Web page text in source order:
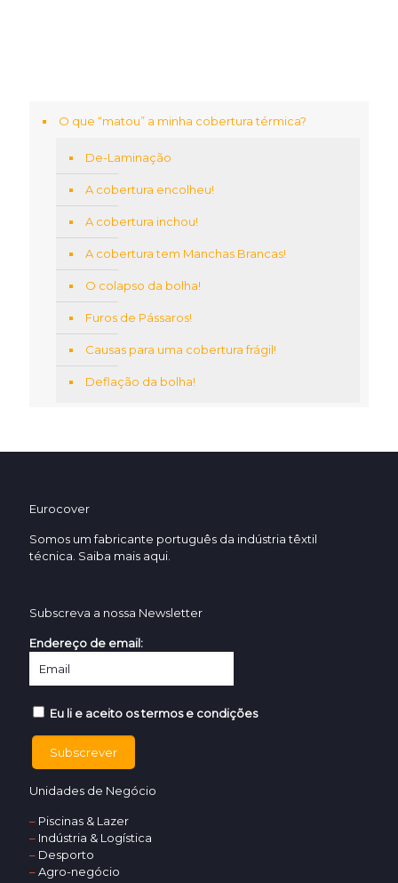
O que “matou” a minha cobertura térmica?
De-Laminação
A cobertura encolheu!
A cobertura inchou!
A cobertura tem Manchas Brancas!
O colapso da bolha!
Furos de Pássaros!
Causas para uma cobertura frágil!
Deflação da bolha!
Eurocover
Somos um fabricante português da indústria têxtil
técnica. Saiba mais aqui.
Subscreva a nossa Newsletter
Endereço de email:
Eu li e aceito os termos e condições
Unidades de Negócio
– Piscinas & Lazer
– Indústria & Logística
– Desporto
–Agro-negócio